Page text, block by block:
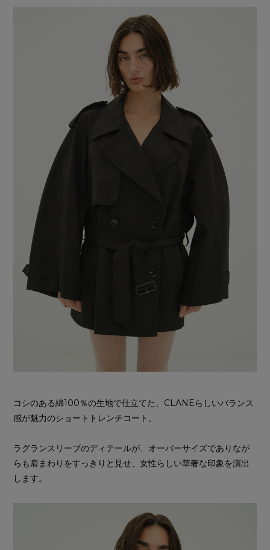
コシのある綿100％の生地で仕立てた、CLANEらしいバランス
感が魅力のショートトレンチコート。
ラグランスリーブのディテールが、オーバーサイズでありなが
らも肩まわりをすっきりと見せ、女性らしい華奢な印象を演出
します。